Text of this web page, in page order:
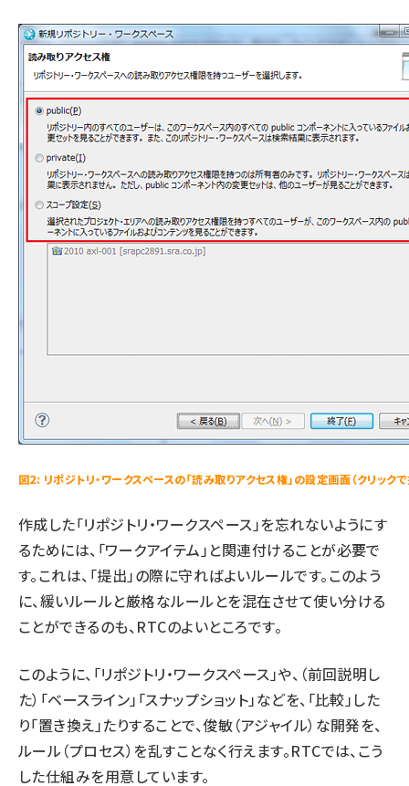
図2: リポジトリ・ワークスペースの「読み取りアクセス権」の設定画面（クリックで
作成した「リポジトリ・ワークスペース」を忘れないようにす
るためには、「ワークアイテム」と関連付けることが必要で
す。これは、「提出」の際に守ればよいルールです。このよう
に、緩いルールと厳格なルールとを混在させて使い分ける
ことができるのも、RTCのよいところです。
このように、「リポジトリ・ワークスペース」や、（前回説明し
た）「ベースライン」「スナップショット」などを、「比較」した
り「置き換え」たりすることで、俊敏（アジャイル）な開発を、
ルール（プロセス）を乱すことなく行えます。RTCでは、こう
した仕組みを用意しています。